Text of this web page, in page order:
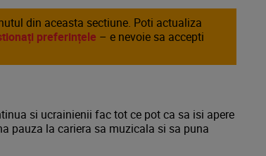
din aceasta sectiune. Poti actualiza
preferințele – e nevoie sa accepti
si ucrainienii fac tot ce pot ca sa isi apere
pauza la cariera sa muzicala si sa puna